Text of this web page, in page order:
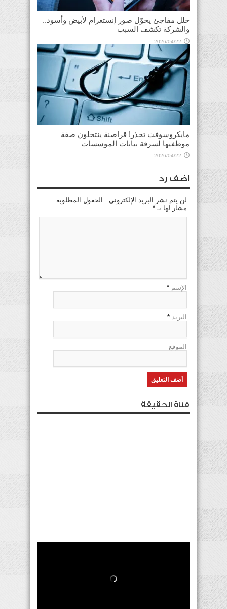
خلل مفاجئ يحوّل صور إنستغرام لأبيض وأسود..
والشركة تكشف السبب
2026/04/22
مايكروسوفت تحذر! قراصنة ينتحلون صفة
موظفيها لسرقة بيانات المؤسسات
2026/04/22
اضف رد
لن يتم نشر البريد الإلكتروني . الحقول المطلوبة
مشار لها بـ *
الإسم *
البريد *
الموقع
قناة الحقيقة